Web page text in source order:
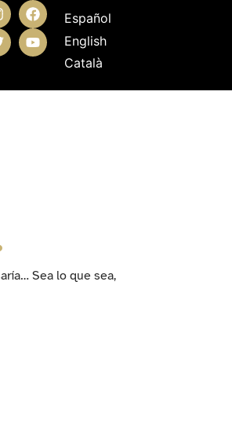
nos a les
Español
English
Català
Sea lo que sea,